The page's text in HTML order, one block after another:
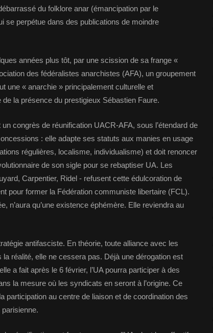
du folklore anar (émancipation par le
se perpétue dans des publications de moindre
années plus tôt, par une scission de sa frange «
des fédéralistes anarchistes (AFA), un groupement
une « anarchie » principalement culturelle et
la présence du prestigieux Sébastien Faure.
congrès de réunification UACR-AFA, sous l’étendard de
: elle adapte ses statuts aux manies en usage
régulières, localisme, individualisme) et doit renoncer
de son sigle pour se rebaptiser UA. Les
Carpentier, Ridel - refusent cette édulcoration de
pour former la Fédération communiste libertaire (FCL).
n’aura qu’une existence éphémère. Elle reviendra au
antifasciste. En théorie, toute alliance avec les
réalité, elle ne cessera pas. Déjà une dérogation est
a fait après le 6 février, l’UA pourra participer à des
la mesure où les syndicats en seront à l’origine. Ce
participation au centre de liaison et de coordination des